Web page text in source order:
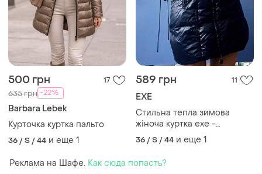
500 грн 17
635 грн -22%
Barbara Lebek
Курточка куртка пальто
36 / S / 44 и еще 1
589 грн 11
EXE
Стильна тепла зимова
жіноча куртка exe -
натуральний пух
36 / S / 44 и еще 1
Реклама на Шафе. Как сюда попасть?